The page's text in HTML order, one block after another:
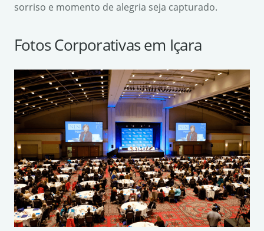
sorriso e momento de alegria seja capturado.
Fotos Corporativas em Içara